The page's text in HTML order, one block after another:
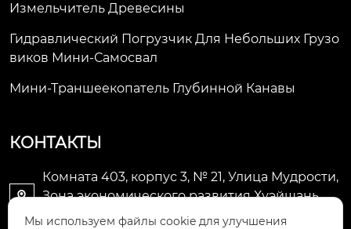
Измельчитель Древесины
Гидравлический Погрузчик Для Небольших Грузо
Виков Мини-Самосвал
Мини-Траншеекопатель Глубинной Канавы
КОНТАКТЫ

Комната 403, корпус 3, № 21, Улица Мудрости,
Зона экономического развития Хуэйшань,
Мы используем файлы cookie для улучшения